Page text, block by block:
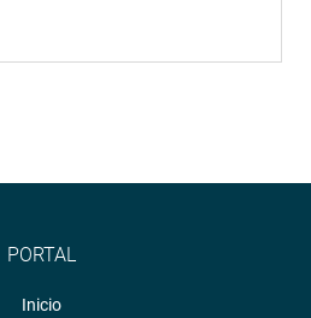
PORTAL
Inicio